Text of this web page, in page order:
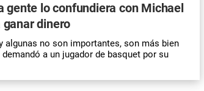
gente lo confundiera con Michael
dinero
algunas no son importantes, son más bien
a un jugador de basquet por su